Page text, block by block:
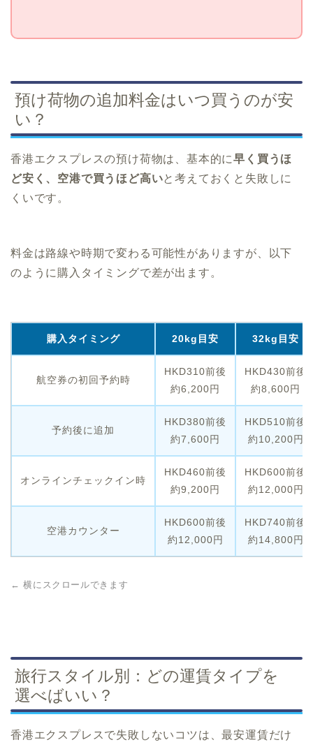
預け荷物の追加料金はいつ買うのが安
い？
香港エクスプレスの預け荷物は、基本的に早く買うほ
ど安く、空港で買うほど高いと考えておくと失敗しに
くいです。
料金は路線や時期で変わる可能性がありますが、以下
のように購入タイミングで差が出ます。
購入タイミング 20kg目安 32kg目安
航空券の初回予約時
HKD310前後
約6,200円
HKD430前後
約8,600円
予約後に追加
HKD380前後
約7,600円
HKD510前後
約10,200円
オンラインチェックイン時
HKD460前後
約9,200円
HKD600前後
約12,000円
空港カウンター
HKD600前後
約12,000円
HKD740前後
約14,800円
← 横にスクロールできます
旅行スタイル別：どの運賃タイプを
選べばいい？
香港エクスプレスで失敗しないコツは、最安運賃だけ